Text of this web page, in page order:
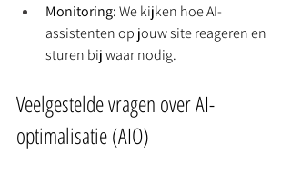
Monitoring: We kijken hoe AI-
assistenten op jouw site reageren en
sturen bij waar nodig.
Veelgestelde vragen over AI-
optimalisatie (AIO)